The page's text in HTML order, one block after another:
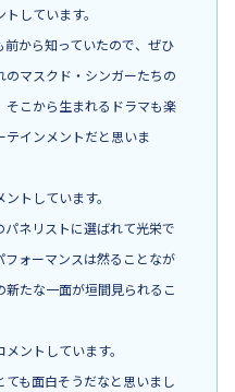
しています。
前から知っていたので、ぜひ
マスクド・シンガーたちの
そこから生まれるドラマも楽
テインメントだと思いま
トしています。
パネリストに選ばれて光栄で
ォーマンスは然ることなが
たな一面が垣間見られるこ
ントしています。
ても面白そうだなと思いまし